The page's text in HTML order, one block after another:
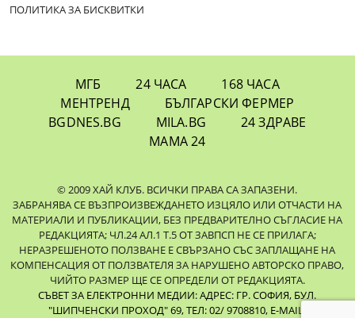
ПОЛИТИКА ЗА БИСКВИТКИ
МГБ 24 ЧАСА
168 ЧАСА
МЕНТРЕНД
БЪЛГАРСКИ ФЕРМЕР
BGDNES.BG
MILA.BG
24 ЗДРАВЕ
МАМА 24
© 2009 ХАЙ КЛУБ. ВСИЧКИ ПРАВА СА ЗАПАЗЕНИ.
ЗАБРАНЯВА СЕ ВЪЗПРОИЗВЕЖДАНЕТО ИЗЦЯЛО ИЛИ ОТЧАСТИ НА
МАТЕРИАЛИ И ПУБЛИКАЦИИ, БЕЗ ПРЕДВАРИТЕЛНО СЪГЛАСИЕ НА
РЕДАКЦИЯТА; ЧЛ.24 АЛ.1 Т.5 ОТ ЗАВПСП НЕ СЕ ПРИЛАГА;
НЕРАЗРЕШЕНОТО ПОЛЗВАНЕ Е СВЪРЗАНО СЪС ЗАПЛАЩАНЕ НА
КОМПЕНСАЦИЯ ОТ ПОЛЗВАТЕЛЯ ЗА НАРУШЕНО АВТОРСКО ПРАВО,
ЧИЙТО РАЗМЕР ЩЕ СЕ ОПРЕДЕЛИ ОТ РЕДАКЦИЯТА.
СЪВЕТ ЗА ЕЛЕКТРОННИ МЕДИИ: АДРЕС: ГР. СОФИЯ, БУЛ.
"ШИПЧЕНСКИ ПРОХОД" 69, ТЕЛ: 02/ 9708810, E-MAIL: